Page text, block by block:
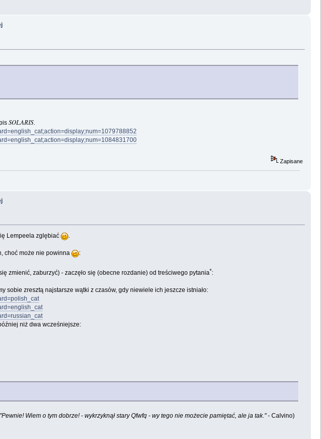
SOLARIS.
Zapisane
Lempeela zglębiać .
choć może nie powinna
:
zmienić, zaburzyć) - zaczęło się (obecne rozdanie) od treściwego pytania*:
sobie zresztą najstarsze wątki z czasów, gdy niewiele ich jeszcze istniało:
niż dwa wcześniejsze:
Wiem o tym dobrze! - wykrzyknął stary Qfwfq - wy tego nie możecie pamiętać, ale ja tak."- Calvino)